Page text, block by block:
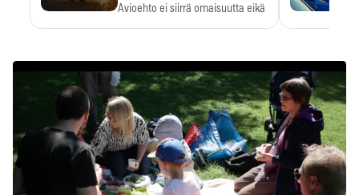
Avioehto ei siirrä omaisuutta eikä